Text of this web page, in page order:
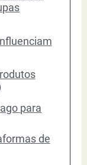
para
de